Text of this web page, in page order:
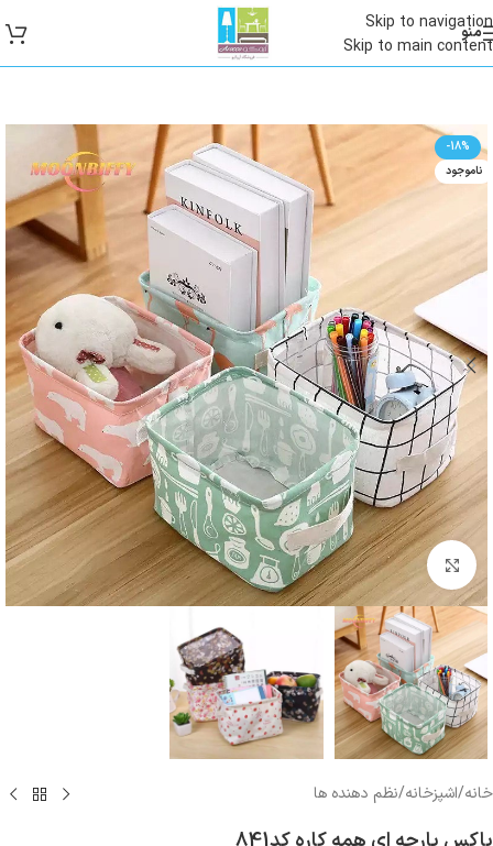
Skip to navigation
Skip to main content
منو
-18%
ناموجود
بزرگنمایی تصویر
خانه/اشپزخانه/نظم دهنده ها